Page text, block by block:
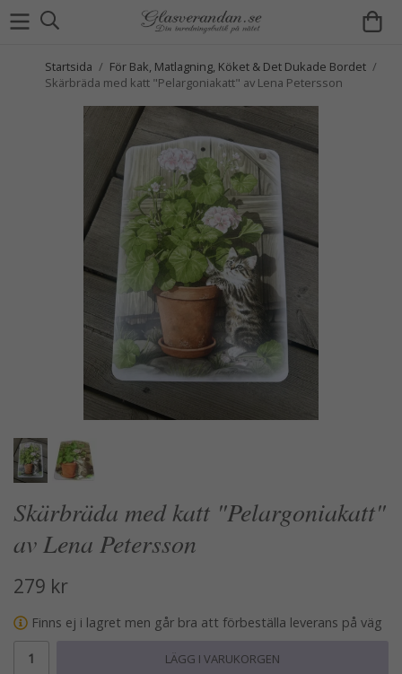
Startsida / För Bak, Matlagning, Köket & Det Dukade Bordet /
Skärbräda med katt "Pelargoniakatt" av Lena Petersson
Skärbräda med katt "Pelargoniakatt"
av Lena Petersson
279 kr
Finns ej i lagret men går bra att förbeställa leverans på väg
LÄGG I VARUKORGEN